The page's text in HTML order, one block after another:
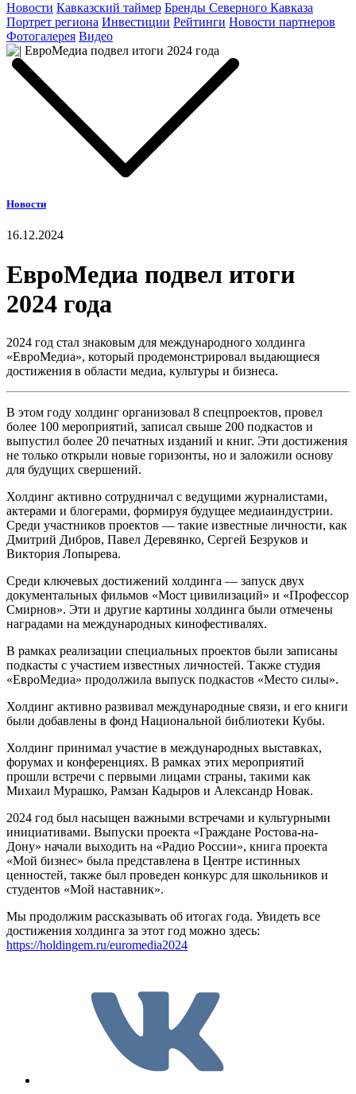
Новости Кавказский таймер Бренды Северного Кавказа
Портрет региона Инвестиции Рейтинги Новости партнеров
Фотогалерея Видео
Новости
16.12.2024
ЕвроМедиа подвел итоги
2024 года
2024 год стал знаковым для международного холдинга
«ЕвроМедиа», который продемонстрировал выдающиеся
достижения в области медиа, культуры и бизнеса.
В этом году холдинг организовал 8 спецпроектов, провел
более 100 мероприятий, записал свыше 200 подкастов и
выпустил более 20 печатных изданий и книг. Эти достижения
не только открыли новые горизонты, но и заложили основу
для будущих свершений.
Холдинг активно сотрудничал с ведущими журналистами,
актерами и блогерами, формируя будущее медиаиндустрии.
Среди участников проектов — такие известные личности, как
Дмитрий Дибров, Павел Деревянко, Сергей Безруков и
Виктория Лопырева.
Среди ключевых достижений холдинга — запуск двух
документальных фильмов «Мост цивилизаций» и «Профессор
Смирнов». Эти и другие картины холдинга были отмечены
наградами на международных кинофестивалях.
В рамках реализации специальных проектов были записаны
подкасты с участием известных личностей. Также студия
«ЕвроМедиа» продолжила выпуск подкастов «Место силы».
Холдинг активно развивал международные связи, и его книги
были добавлены в фонд Национальной библиотеки Кубы.
Холдинг принимал участие в международных выставках,
форумах и конференциях. В рамках этих мероприятий
прошли встречи с первыми лицами страны, такими как
Михаил Мурашко, Рамзан Кадыров и Александр Новак.
2024 год был насыщен важными встречами и культурными
инициативами. Выпуски проекта «Граждане Ростова-на-
Дону» начали выходить на «Радио России», книга проекта
«Мой бизнес» была представлена в Центре истинных
ценностей, также был проведен конкурс для школьников и
студентов «Мой наставник».
Мы продолжим рассказывать об итогах года. Увидеть все
достижения холдинга за этот год можно здесь:
https://holdingem.ru/euromedia2024